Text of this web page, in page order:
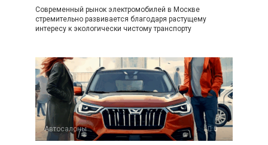
Современный рынок электромобилей в Москве
стремительно развивается благодаря растущему
интересу к экологически чистому транспорту
Автосалоны 0